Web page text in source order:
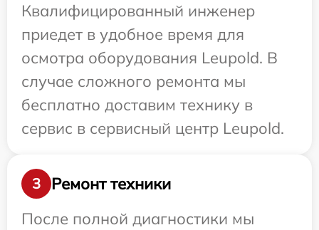
Квалифицированный инженер
приедет в удобное время для
осмотра оборудования Leupold. В
случае сложного ремонта мы
бесплатно доставим технику в
сервис в сервисный центр Leupold.
3
Ремонт техники
После полной диагностики мы